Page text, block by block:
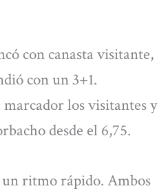
con canasta visitante,
con un 3+1.
los visitantes y
desde el 6,75.
ritmo rápido. Ambos